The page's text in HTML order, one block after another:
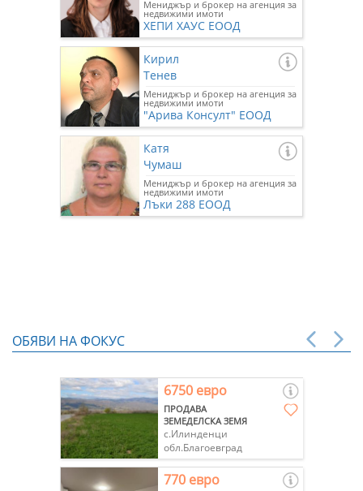
Мениджър и брокер на агенция за
недвижими имоти
ХЕПИ ХАУС ЕООД
Кирил
Тенев
Мениджър и брокер на агенция за
недвижими имоти
"Арива Консулт" ЕООД
Катя
Чумаш
Мениджър и брокер на агенция за
недвижими имоти
Лъки 288 ЕООД
ОБЯВИ НА ФОКУС
6750 евро
ПРОДАВА
ЗЕМЕДЕЛСКА ЗЕМЯ
с.Илинденци
обл.Благоевград
770 евро